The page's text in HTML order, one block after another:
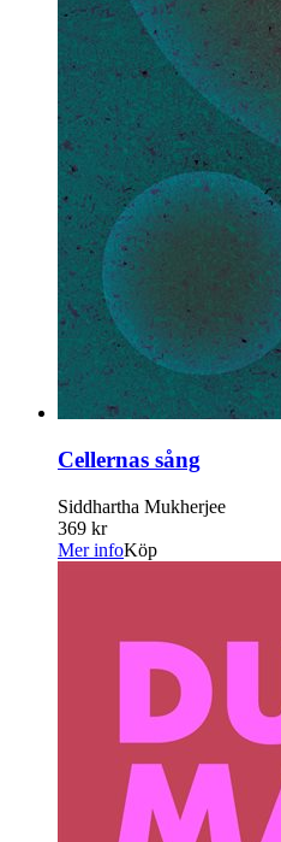
Cellernas sång
Siddhartha Mukherjee
369 kr
Mer infoKöp